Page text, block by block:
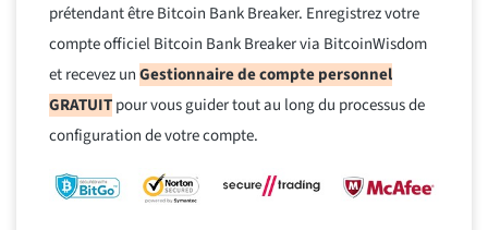
prétendant être Bitcoin Bank Breaker. Enregistrez votre
compte officiel Bitcoin Bank Breaker via BitcoinWisdom
et recevez unGestionnaire de compte personnel
GRATUITpour vous guider tout au long du processus de
configuration de votre compte.